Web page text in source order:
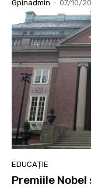
Gpinadmin - 07/10/
EDUCAȚIE
Premiile